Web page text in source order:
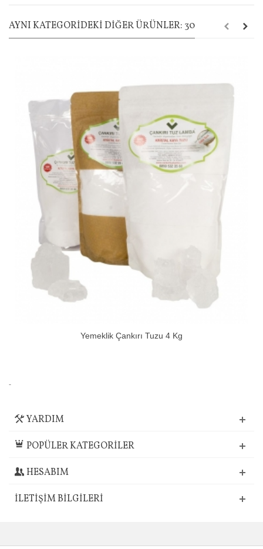
AYNI KATEGORIDEKI DIĞER ÜRÜNLER: 30
Yemeklik Çankırı Tuzu 4 Kg
-
YARDIM
POPÜLER KATEGORİLER
HESABIM
İLETIŞIM BILGILERI